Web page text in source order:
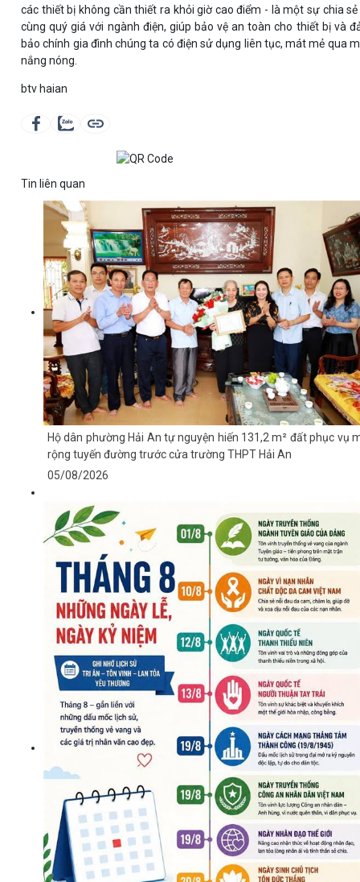
các thiết bị không cần thiết ra khỏi giờ cao điểm - là một sự chia sẻ
cùng quý giá với ngành điện, giúp bảo vệ an toàn cho thiết bị và
bảo chính gia đình chúng ta có điện sử dụng liên tục, mát mẻ qua
nắng nóng.
btv haian
Tin liên quan
Hộ dân phường Hải An tự nguyện hiến 131,2 m² đất phục vụ
rộng tuyến đường trước cửa trường THPT Hải An
05/08/2026